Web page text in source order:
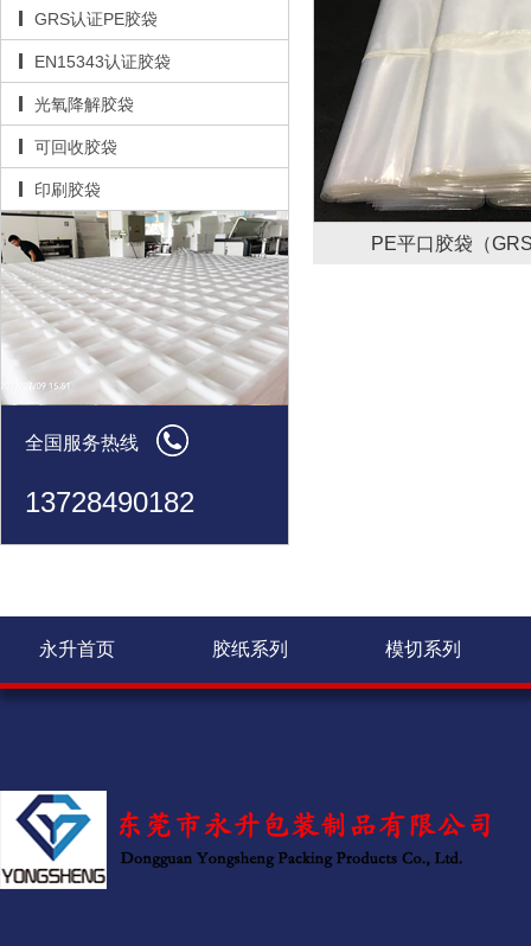
GRS认证PE胶袋
EN15343认证胶袋
光氧降解胶袋
可回收胶袋
印刷胶袋
全国服务热线
13728490182
PE平口胶袋（
永升首页 胶纸系列 模切系列